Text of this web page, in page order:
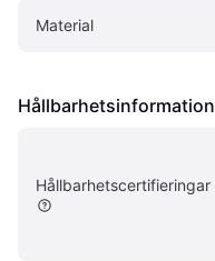
Material
Hållbarhetsinformation
Hållbarhetscertifieringar